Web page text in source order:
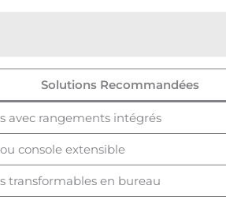
Solutions Recommandées
avec rangements intégrés
console extensible
transformables en bureau